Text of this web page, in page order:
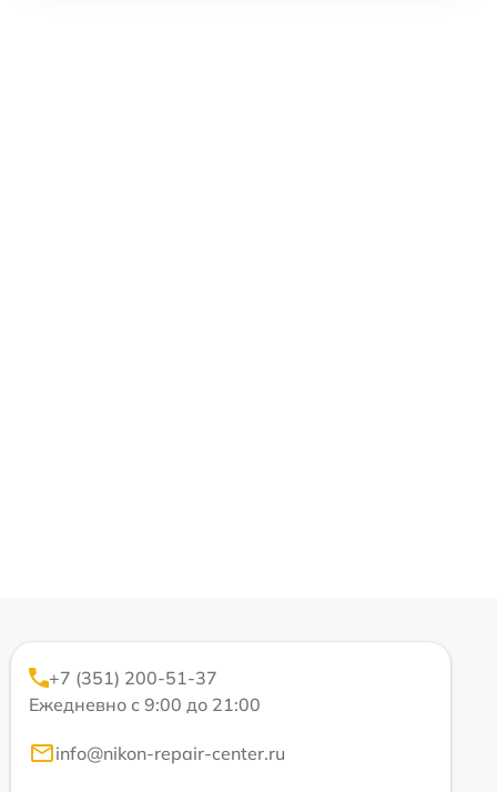
+7 (351) 200-51-37
Ежедневно с 9:00 до 21:00
info@nikon-repair-center.ru